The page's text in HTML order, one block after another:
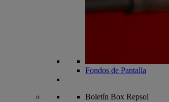
Fondos de Pantalla
Boletín Box Repsol